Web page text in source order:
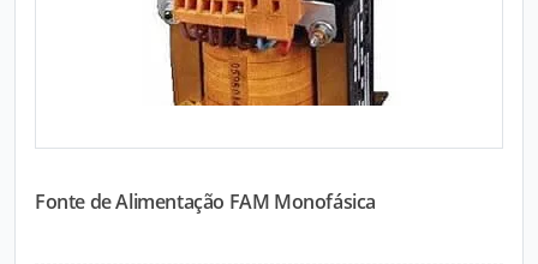
Fonte de Alimentação FAM Monofásica